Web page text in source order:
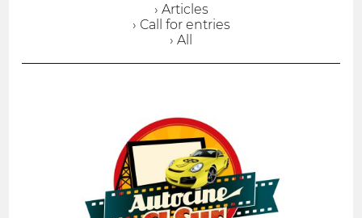
› Articles
› Call for entries
› All